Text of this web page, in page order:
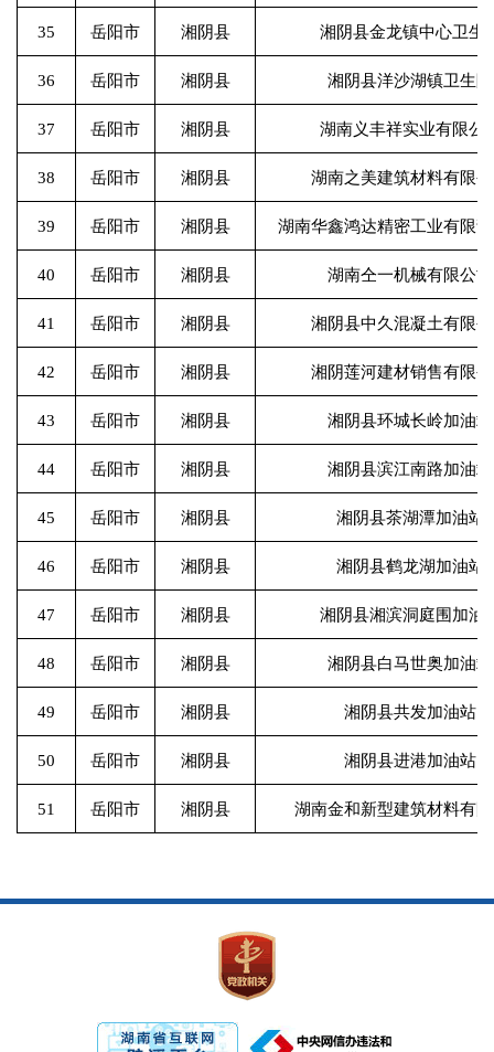
35 岳阳市 湘阴县 湘阴县金龙镇中心卫生
36 岳阳市 湘阴县 湘阴县洋沙湖镇卫生院
37 岳阳市 湘阴县 湖南义丰祥实业有限公
38 岳阳市 湘阴县 湖南之美建筑材料有限
39 岳阳市 湘阴县 湖南华鑫鸿达精密工业有限
40 岳阳市 湘阴县 湖南仝一机械有限公司
41 岳阳市 湘阴县 湘阴县中久混凝土有限
42 岳阳市 湘阴县 湘阴莲河建材销售有限
43 岳阳市 湘阴县 湘阴县环城长岭加油站
44 岳阳市 湘阴县 湘阴县滨江南路加油站
45 岳阳市 湘阴县 湘阴县茶湖潭加油站
46 岳阳市 湘阴县 湘阴县鹤龙湖加油站
47 岳阳市 湘阴县 湘阴县湘滨洞庭围加油
48 岳阳市 湘阴县 湘阴县白马世奥加油站
49 岳阳市 湘阴县 湘阴县共发加油站
50 岳阳市 湘阴县 湘阴县进港加油站
51 岳阳市 湘阴县 湖南金和新型建筑材料有